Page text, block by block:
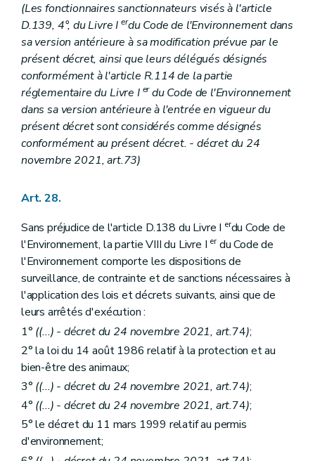
(Les fonctionnaires sanctionnateurs visés à l'article
D.139, 4°, du Livre Ierdu Code de l'Environnement dans
sa version antérieure à sa modification prévue par le
présent décret, ainsi que leurs délégués désignés
conformément à l'article R.114 de la partie
réglementaire du Livre I erdu Code de l'Environnement
dans sa version antérieure à l'entrée en vigueur du
présent décret sont considérés comme désignés
conformément au présent décret. - décret du 24
novembre 2021, art.73)
Art. 28.
Sans préjudice de l'article D.138 du Livre I erdu Code de
l'Environnement, la partie VIII du Livre I erdu Code de
l'Environnement comporte les dispositions de
surveillance, de contrainte et de sanctions nécessaires à
l'application des lois et décrets suivants, ainsi que de
leurs arrêtés d'exécution :
1° ((...) - décret du 24 novembre 2021, art.74);
2° la loi du 14 août 1986 relatif à la protection et au
bien-être des animaux;
3° ((...) - décret du 24 novembre 2021, art.74);
4° ((...) - décret du 24 novembre 2021, art.74);
5° le décret du 11 mars 1999 relatif au permis
d'environnement;